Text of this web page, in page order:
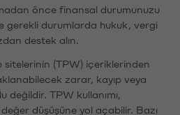
önce finansal durumunuzu
gerekli durumlarda hukuk, vergi
destek alın.
(TPW) içeriklerinden
zarar, kayıp veya
TPW kullanımı,
değer düşüşüne yol açabilir. Bazı